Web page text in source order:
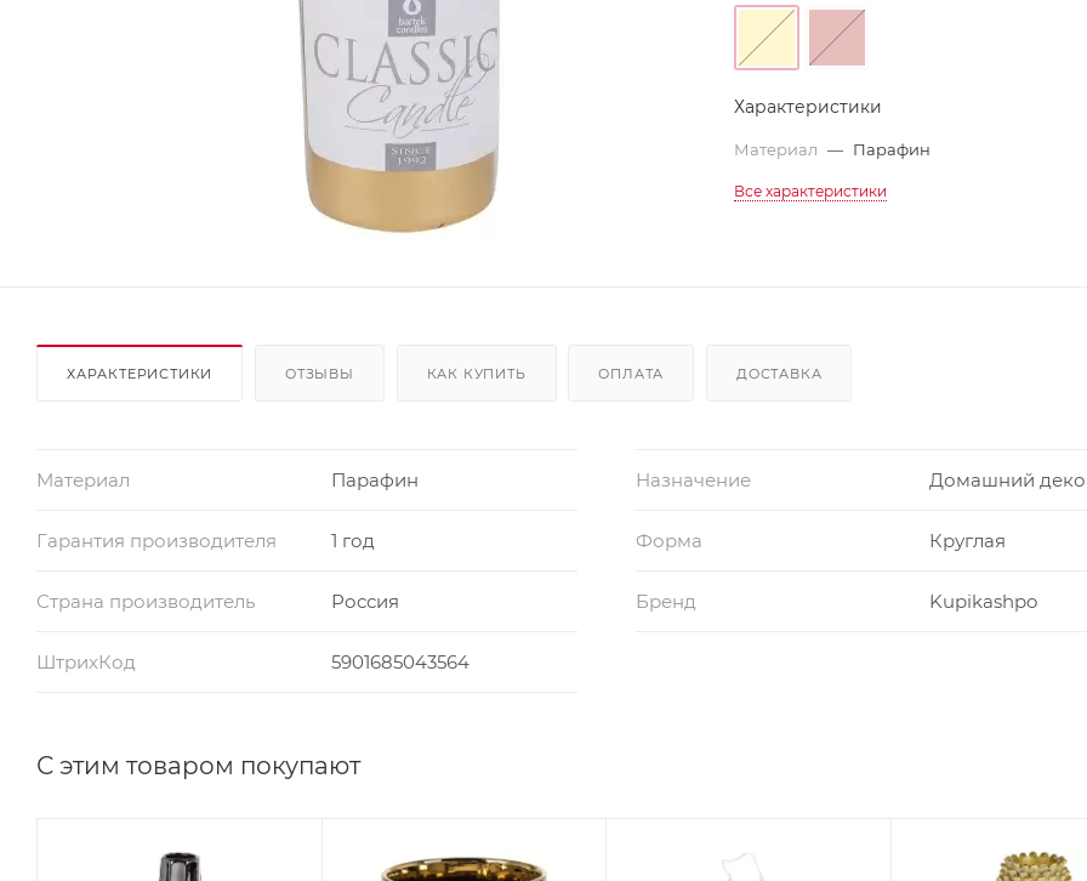
Характеристики
Материал — Парафин
Все характеристики
ХАРАКТЕРИСТИКИ ОТЗЫВЫ КАК КУПИТЬ ОПЛАТА ДОСТАВКА
Материал Парафин Назначение Домашний
Гарантия производителя 1 год Форма Круглая
Страна производитель Россия Бренд Kupikashpo
ШтрихКод 5901685043564
С этим товаром покупают